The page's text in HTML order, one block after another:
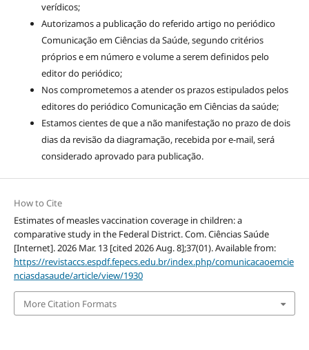
verídicos;
Autorizamos a publicação do referido artigo no periódico
Comunicação em Ciências da Saúde, segundo critérios
próprios e em número e volume a serem definidos pelo
editor do periódico;
Nos comprometemos a atender os prazos estipulados pelos
editores do periódico Comunicação em Ciências da saúde;
Estamos cientes de que a não manifestação no prazo de dois
dias da revisão da diagramação, recebida por e-mail, será
considerado aprovado para publicação.
How to Cite
Estimates of measles vaccination coverage in children: a
comparative study in the Federal District. Com. Ciências Saúde
[Internet]. 2026 Mar. 13 [cited 2026 Aug. 8];37(01). Available from:
https://revistaccs.espdf.fepecs.edu.br/index.php/comunicacaoemcie
nciasdasaude/article/view/1930
More Citation Formats